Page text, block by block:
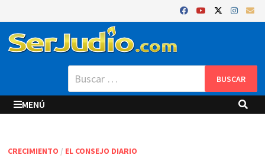
al
contenido
Buscar:
MENÚ
CRECIMIENTO / EL CONSEJO DIARIO